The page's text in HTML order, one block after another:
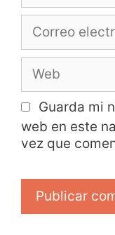
Guarda mi
web en este
vez que